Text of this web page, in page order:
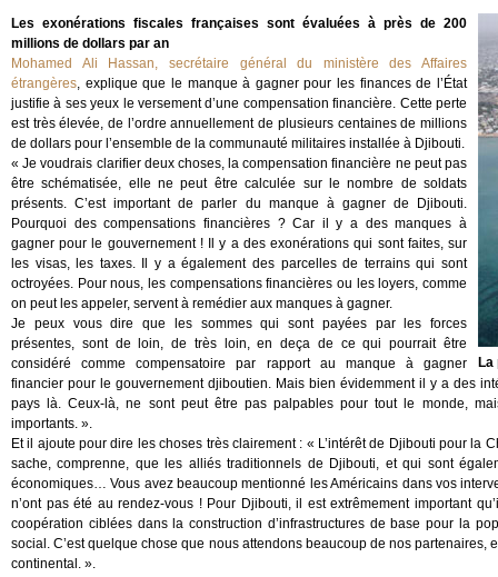
Les exonérations fiscales françaises sont évaluées à près de 200
millions de dollars par an
Mohamed Ali Hassan, secrétaire général du ministère des Affaires
étrangères, explique que le manque à gagner pour les finances de l’État
justifie à ses yeux le versement d’une compensation financière. Cette perte
est très élevée, de l’ordre annuellement de plusieurs centaines de millions
de dollars pour l’ensemble de la communauté militaires installée à Djibouti.
« Je voudrais clarifier deux choses, la compensation financière ne peut pas
être schématisée, elle ne peut être calculée sur le nombre de soldats
présents. C’est important de parler du manque à gagner de Djibouti.
Pourquoi des compensations financières ? Car il y a des manques à
gagner pour le gouvernement ! Il y a des exonérations qui sont faites, sur
les visas, les taxes. Il y a également des parcelles de terrains qui sont
octroyées. Pour nous, les compensations financières ou les loyers, comme
on peut les appeler, servent à remédier aux manques à gagner.
Je peux vous dire que les sommes qui sont payées par les forces
présentes, sont de loin, de très loin, en deça de ce qui pourrait être
considéré comme compensatoire par rapport au manque à gagner
financier pour le gouvernement djiboutien. Mais bien évidemment il y a des
pays là. Ceux-là, ne sont peut être pas palpables pour tout le monde,
importants. ».
Et il ajoute pour dire les choses très clairement : « L’intérêt de Djibouti pour la
sache, comprenne, que les alliés traditionnels de Djibouti, et qui sont
économiques… Vous avez beaucoup mentionné les Américains dans vos
n’ont pas été au rendez-vous ! Pour Djibouti, il est extrêmement important
coopération ciblées dans la construction d’infrastructures de base pour la
social. C’est quelque chose que nous attendons beaucoup de nos
continental. ».